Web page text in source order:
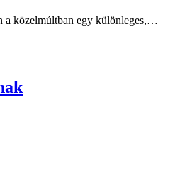
a közelmúltban egy különleges,…